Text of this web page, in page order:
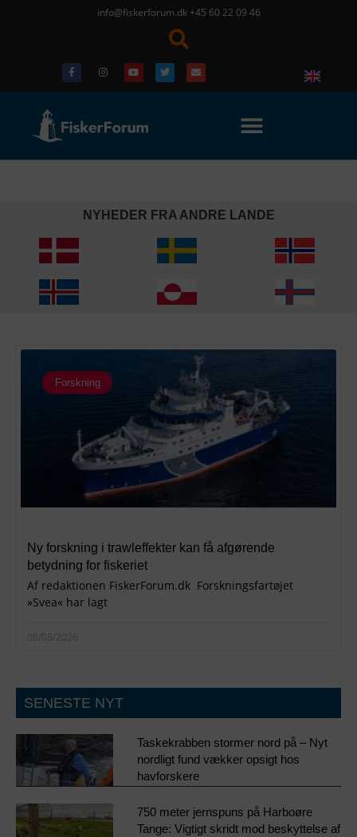
info@fiskerforum.dk +45 60 22 09 46
NYHEDER FRA ANDRE LANDE
Forskning
Ny forskning i trawleffekter kan få afgørende
betydning for fiskeriet
Af redaktionen FiskerForum.dk Forskningsfartøjet
»Svea« har lagt
08/08/2026
SENESTE NYT
Taskekrabben stormer nord på – Nyt
nordligt fund vækker opsigt hos
havforskere
750 meter jernspuns på Harboøre
Tange: Vigtigt skridt mod beskyttelse af